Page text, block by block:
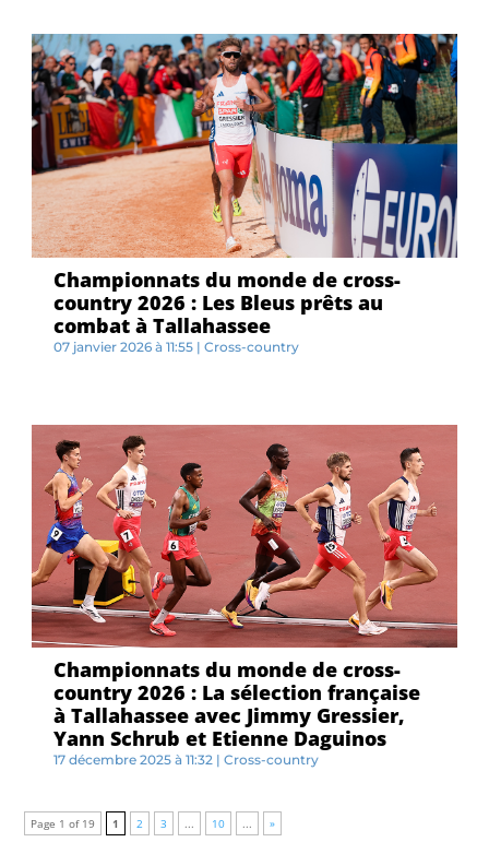
Championnats du monde de cross-
country 2026 : Les Bleus prêts au
combat à Tallahassee
07 janvier 2026 à 11:55 | Cross-country
Championnats du monde de cross-
country 2026 : La sélection française
à Tallahassee avec Jimmy Gressier,
Yann Schrub et Etienne Daguinos
17 décembre 2025 à 11:32 | Cross-country
Page 1 of 19 1 2 3 ... 10 ... »